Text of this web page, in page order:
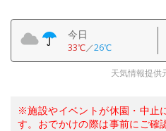
今日
33℃／26℃
天気情報提供
※施設やイベントが休園・中止
す。おでかけの際は事前にご確